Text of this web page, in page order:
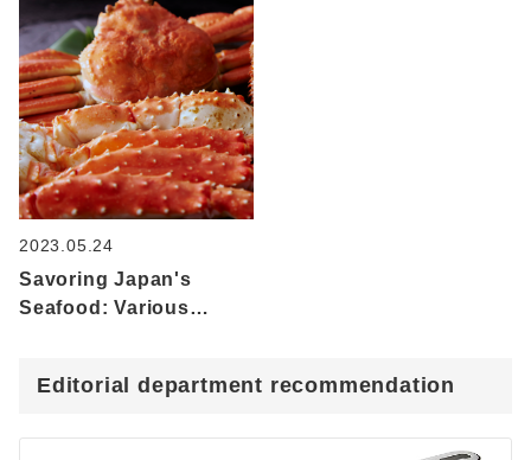
2023.05.24
Savoring Japan's
Seafood: Various
Editorial department recommendation